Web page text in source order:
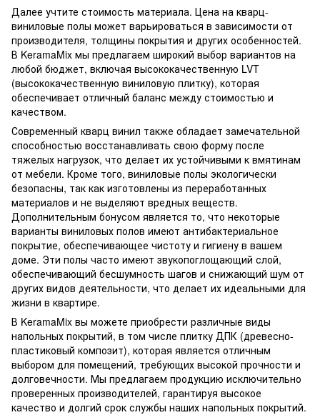
Далее учтите стоимость материала. Цена на кварц-
виниловые полы может варьироваться в зависимости от
производителя, толщины покрытия и других особенностей.
В KeramaMix мы предлагаем широкий выбор вариантов на
любой бюджет, включая высококачественную LVT
(высококачественную виниловую плитку), которая
обеспечивает отличный баланс между стоимостью и
качеством.
Современный кварц винил также обладает замечательной
способностью восстанавливать свою форму после
тяжелых нагрузок, что делает их устойчивыми к вмятинам
от мебели. Кроме того, виниловые полы экологически
безопасны, так как изготовлены из переработанных
материалов и не выделяют вредных веществ.
Дополнительным бонусом является то, что некоторые
варианты виниловых полов имеют антибактериальное
покрытие, обеспечивающее чистоту и гигиену в вашем
доме. Эти полы часто имеют звукопоглощающий слой,
обеспечивающий бесшумность шагов и снижающий шум от
других видов деятельности, что делает их идеальными для
жизни в квартире.
В KeramaMix вы можете приобрести различные виды
напольных покрытий, в том числе плитку ДПК (древесно-
пластиковый композит), которая является отличным
выбором для помещений, требующих высокой прочности и
долговечности. Мы предлагаем продукцию исключительно
проверенных производителей, гарантируя высокое
качество и долгий срок службы наших напольных покрытий.